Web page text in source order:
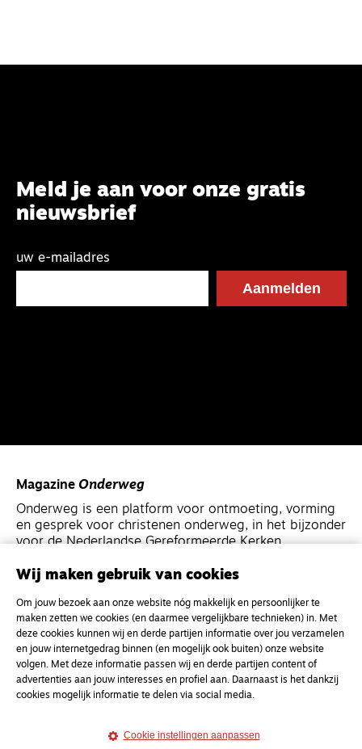
Meld je aan voor onze gratis
nieuwsbrief
uw e-mailadres
Magazine Onderweg
Onderweg is een platform voor ontmoeting, vorming
en gesprek voor christenen onderweg, in het bijzonder
voor de Nederlandse Gereformeerde Kerken.
Magazine
Onderweg
Kvk-nummer 33277063
NL46 INGB 0117 5827 86
info@onderwegonline.nl
Wij maken gebruik van cookies
Om jouw bezoek aan onze website nóg makkelijk en persoonlijker te
maken zetten we cookies (en daarmee vergelijkbare technieken) in. Met
deze cookies kunnen wij en derde partijen informatie over jou verzamelen
en jouw internetgedrag binnen (en mogelijk ook buiten) onze website
volgen. Met deze informatie passen wij en derde partijen content of
advertenties aan jouw interesses en profiel aan. Daarnaast is het dankzij
cookies mogelijk informatie te delen via social media.
Cookie instellingen aanpassen